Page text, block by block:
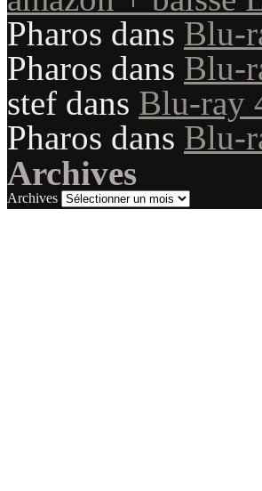
Pharos dans Blu-
Pharos dans Blu-
stef dans Blu-ray
Pharos dans Blu-
Archives
Archives